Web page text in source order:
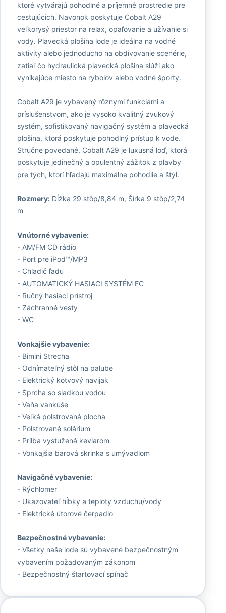
ktoré vytvárajú pohodlné a príjemné prostredie pre
cestujúcich. Navonok poskytuje Cobalt A29
veľkorysý priestor na relax, opaľovanie a užívanie si
vody. Plavecká plošina lode je ideálna na vodné
aktivity alebo jednoducho na obdivovanie scenérie,
zatiaľ čo hydraulická plavecká plošina slúži ako
vynikajúce miesto na rybolov alebo vodné športy.
Cobalt A29 je vybavený rôznymi funkciami a
príslušenstvom, ako je vysoko kvalitný zvukový
systém, sofistikovaný navigačný systém a plavecká
plošina, ktorá poskytuje pohodlný prístup k vode.
Stručne povedané, Cobalt A29 je luxusná loď, ktorá
poskytuje jedinečný a opulentný zážitok z plavby
pre tých, ktorí hľadajú maximálne pohodlie a štýl.
Rozmery:Dĺžka 29 stôp/8,84 m, Šírka 9 stôp/2,74
m
Vnútorné vybavenie:
- AM/FM CD rádio
- Port pre iPod™/MP3
- Chladič ľadu
- AUTOMATICKÝ HASIACI SYSTÉM EC
- Ručný hasiaci prístroj
- Záchranné vesty
- WC
Vonkajšie vybavenie:
- Bimini Strecha
- Odnímateľný stôl na palube
- Elektrický kotvový navijak
- Sprcha so sladkou vodou
- Vaňa vankúše
- Veľká polstrovaná plocha
- Polstrované solárium
- Prilba vystužená kevlarom
- Vonkajšia barová skrinka s umývadlom
Navigačné vybavenie:
- Rýchlomer
- Ukazovateľ hĺbky a teploty vzduchu/vody
- Elektrické útorové čerpadlo
Bezpečnostné vybavenie:
- Všetky naše lode sú vybavené bezpečnostným
vybavením požadovaným zákonom
- Bezpečnostný štartovací spínač